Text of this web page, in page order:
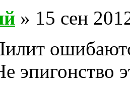
» 15 сен
эпигонство